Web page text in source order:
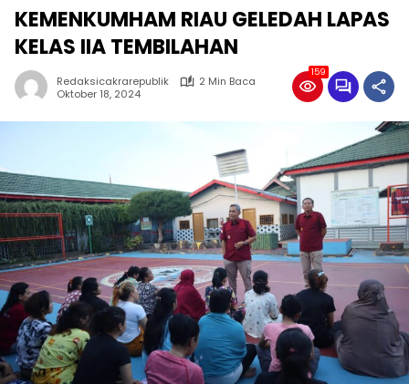
KEMENKUMHAM RIAU GELEDAH LAPAS
KELAS IIA TEMBILAHAN
Redaksicakrarepublik
2 Min Baca
Oktober 18, 2024
159